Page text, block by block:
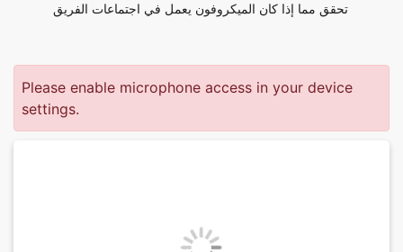
تحقق مما إذا كان الميكروفون يعمل في اجتماعات الفريق
Please enable microphone access in your device
settings.